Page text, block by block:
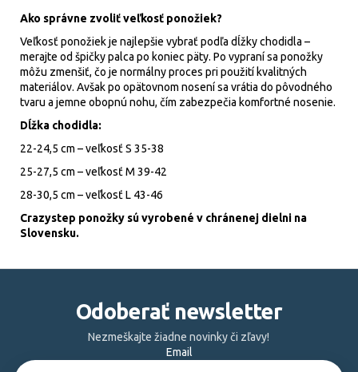
Ako správne zvoliť veľkosť ponožiek?
Veľkosť ponožiek je najlepšie vybrať podľa dĺžky chodidla –
merajte od špičky palca po koniec päty. Po vypraní sa ponožky
môžu zmenšiť, čo je normálny proces pri použití kvalitných
materiálov. Avšak po opätovnom nosení sa vrátia do pôvodného
tvaru a jemne obopnú nohu, čím zabezpečia komfortné nosenie.
Dĺžka chodidla:
22-24,5 cm – veľkosť S 35-38
25-27,5 cm – veľkosť M 39-42
28-30,5 cm – veľkosť L 43-46
Crazystep ponožky sú vyrobené v chránenej dielni na
Slovensku.
Odoberať newsletter
Nezmeškajte žiadne novinky či zľavy!
Email